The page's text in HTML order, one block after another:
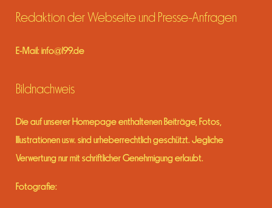
Redaktion der Webseite und Presse-Anfragen
E-Mail: info@l99.de
Bildnachweis
Die auf unserer Homepage enthaltenen Beiträge, Fotos,
Illustrationen usw. sind urheberrechtlich geschützt. Jegliche
Verwertung nur mit schriftlicher Genehmigung erlaubt.
Fotografie: